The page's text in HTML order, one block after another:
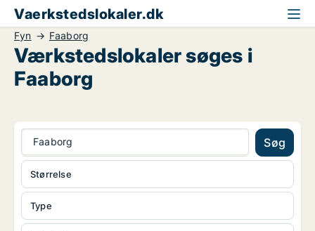
Vaerkstedslokaler.dk
Fyn Faaborg
Værkstedslokaler søges i
Faaborg
Faaborg Søg
Type
Størrelse